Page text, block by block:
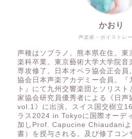
声楽家・ボイストレ
かおり
声種はソプラノ。熊本県在住。東
楽科卒業。東京藝術大学大学院音
専攻修了。日本オペラ協会正会員
協会日本声楽アカデミー会員。『
ト』にて九州交響楽団とソリス
家協会研究員優秀者による《日声
vol.1》に出演。スイス国交樹立
ラス2024 in Tokyoに国際オーデ
加しProf. Capucine Chiaudani
書）を授与される。及び修了コン